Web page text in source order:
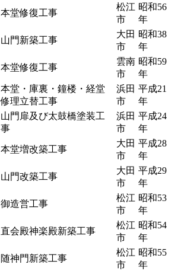
本堂修復工事
松江
市
昭和56
年
山門新築工事
大田
市
昭和38
年
本堂修復工事
雲南
市
昭和59
年
本堂・庫裏・鐘楼・経堂
修理立替工事
浜田
市
平成21
年
山門扉及び太鼓橋塗装工
事
浜田
市
平成24
年
本堂増改築工事
大田
市
平成28
年
山門改築工事
大田
市
平成29
年
御造営工事
松江
市
昭和53
年
直会殿神楽殿新築工事
松江
市
昭和54
年
随神門新築工事
松江
市
昭和55
年